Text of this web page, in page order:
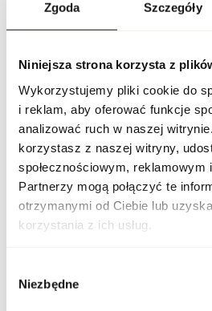
Zgoda Szczegóły
Niniejsza strona korzysta z
Wykorzystujemy pliki cookie do
i reklam, aby oferować funkcje
analizować ruch w naszej
korzystasz z naszej witryny,
społecznościowym, reklamowym
Partnerzy mogą połączyć te
otrzymanymi od Ciebie lub
korzystania z ich usług.
zgody
Niezbędne
czekolady, nadając kompozycji
For Her doskonale sprawdza się
podkreślając indywidualność,
życia. Jego kompozycja pozwala
przyciąga uwagę otoczenia,
wrażenie świeżości i harmonii.
PARAMETRY